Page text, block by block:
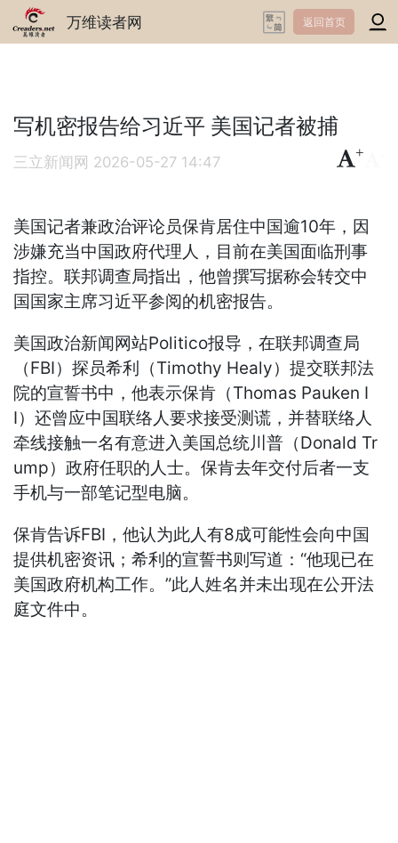
万维读者网 返回首页
写机密报告给习近平 美国记者被捕
三立新闻网 2026-05-27 14:47
+
美国记者兼政治评论员保肯居住中国逾10年，因
涉嫌充当中国政府代理人，目前在美国面临刑事
指控。联邦调查局指出，他曾撰写据称会转交中
国国家主席习近平参阅的机密报告。
美国政治新闻网站Politico报导，在联邦调查局
（FBI）探员希利（Timothy Healy）提交联邦法
院的宣誓书中，他表示保肯（Thomas Pauken I
I）还曾应中国联络人要求接受测谎，并替联络人
牵线接触一名有意进入美国总统川普（Donald Tr
ump）政府任职的人士。保肯去年交付后者一支
手机与一部笔记型电脑。
保肯告诉FBI，他认为此人有8成可能性会向中国
提供机密资讯；希利的宣誓书则写道：“他现已在
美国政府机构工作。”此人姓名并未出现在公开法
庭文件中。